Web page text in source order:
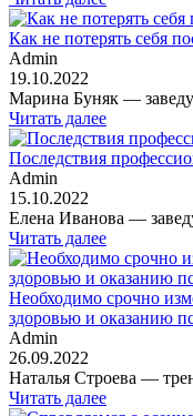
Как не потерять себя
Admin
19.10.2022
Марина Буняк —
Читать далее
Последствия
Admin
15.10.2022
Елена Иванова —
Читать далее
Необходимо срочно
здоровью и оказанию
Admin
26.09.2022
Наталья Строева —
Читать далее